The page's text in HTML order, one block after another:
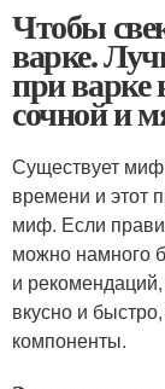
Чтобы
варке.
при варке
сочной и
Существует миф
времени и этот
миф. Если
можно намного
и
вкусно и
компоненты.